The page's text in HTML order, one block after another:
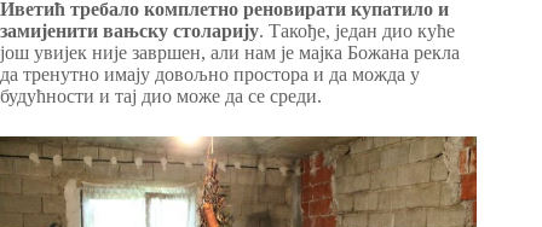
Иветић требало комплетно реновирати купатило и
замијенити вањску столарију. Такође, један дио куће
још увијек није завршен, али нам је мајка Божана рекла
да тренутно имају довољно простора и да можда у
будућности и тај дио може да се среди.